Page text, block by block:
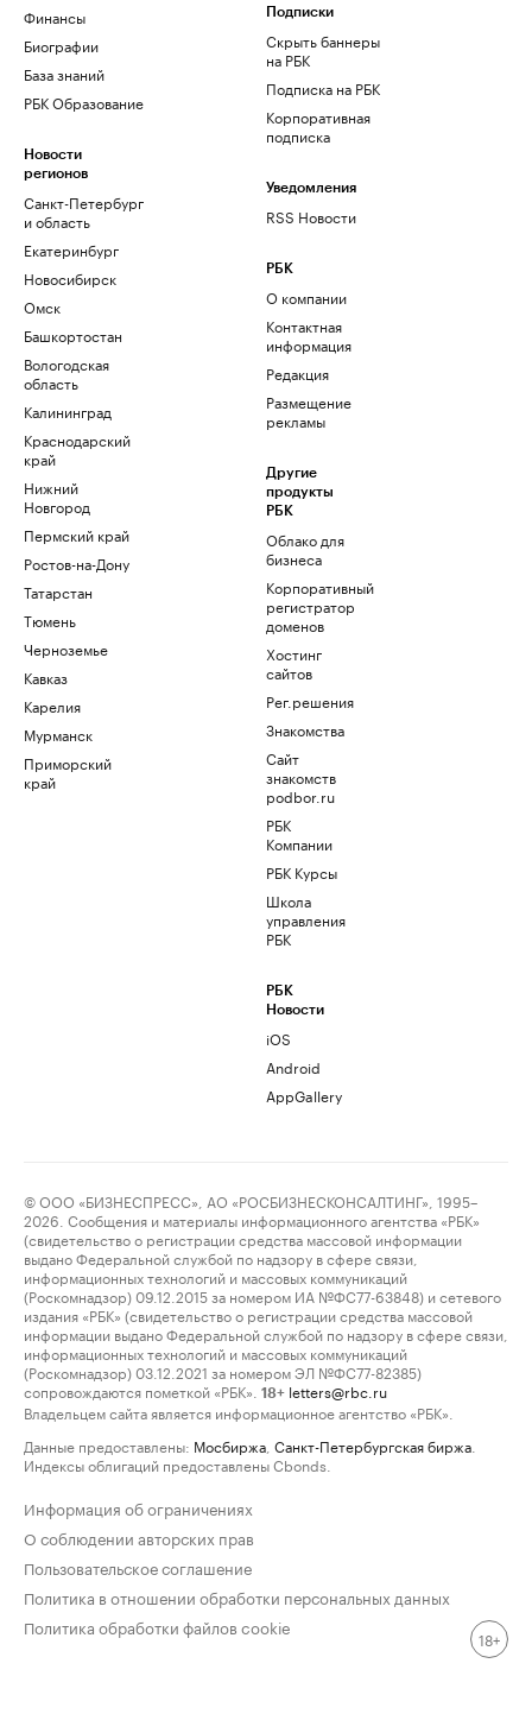
Финансы
Биографии
База знаний
РБК Образование
Новости
регионов
Санкт-Петербург
и область
Екатеринбург
Новосибирск
Омск
Башкортостан
Вологодская
область
Калининград
Краснодарский
край
Нижний
Новгород
Пермский край
Ростов-на-Дону
Татарстан
Тюмень
Черноземье
Кавказ
Карелия
Мурманск
Приморский
край
Подписки
Скрыть баннеры
на РБК
Подписка на РБК
Корпоративная
подписка
Уведомления
RSS Новости
РБК
О компании
Контактная
информация
Редакция
Размещение
рекламы
Другие
продукты
РБК
Облако для
бизнеса
Корпоративный
регистратор
доменов
Хостинг
сайтов
Рег.решения
Знакомства
Сайт
знакомств
podbor.ru
РБК
Компании
РБК Курсы
Школа
управления
РБК
РБК
Новости
iOS
Android
AppGallery
© ООО «БИЗНЕСПРЕСС», АО «РОСБИЗНЕСКОНСАЛТИНГ», 1995–
2026. Сообщения и материалы информационного агентства «РБК»
(свидетельство о регистрации средства массовой информации
выдано Федеральной службой по надзору в сфере связи,
информационных технологий и массовых коммуникаций
(Роскомнадзор) 09.12.2015 за номером ИА №ФС77-63848) и сетевого
издания «РБК» (свидетельство о регистрации средства массовой
информации выдано Федеральной службой по надзору в сфере связи,
информационных технологий и массовых коммуникаций
(Роскомнадзор) 03.12.2021 за номером ЭЛ №ФС77-82385)
сопровождаются пометкой «РБК».
18+ letters@rbc.ru
Владельцем сайта является информационное агентство «РБК».
Данные предоставлены: Мосбиржа Санкт-Петербургская биржа
Индексы облигаций предоставлены Cbonds.
Информация об ограничениях
О соблюдении авторских прав
Пользовательское соглашение
Политика в отношении обработки персональных данных
Политика обработки файлов cookie
18+